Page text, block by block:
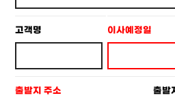
고객명 이사예정일
출발지 주소 출발